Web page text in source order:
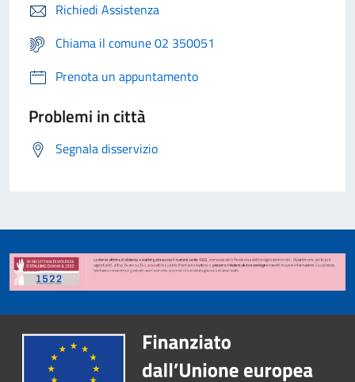
Richiedi Assistenza
Chiama il comune 02 350051
Prenota un appuntamento
Problemi in città
Segnala disservizio